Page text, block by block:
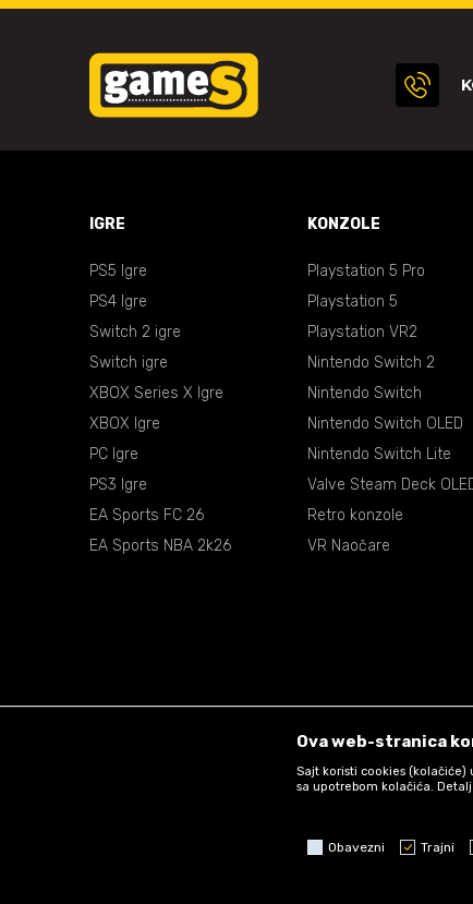
IGRE
PS5 Igre
PS4 Igre
Switch 2 igre
Switch igre
XBOX Series X Igre
XBOX Igre
PC Igre
PS3 Igre
EA Sports FC 26
EA Sports NBA 2k26
KONZOLE
Playstation 5 Pro
Playstation 5
Playstation VR2
Nintendo Switch 2
Nintendo Switch
Nintendo Switch OLED
Nintendo Switch Lite
Valve Steam Deck
Retro konzole
VR Naočare
Ova web-stranica
Sajt koristi cookies
sa upotrebom kolačića.
Obavezni Trajni